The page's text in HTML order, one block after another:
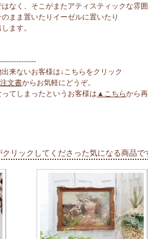
なく、そこがまたアティスティックな雰囲
まま置いたりイーゼルに置いたり
ます。
来ないお客様は↓こちらをクリック
文書からお気軽にどうぞ。
てしまったというお客様は ▲こちらから
リックしてくださった気になる商品で